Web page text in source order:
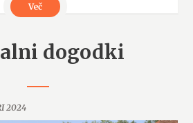
Več
dogodki
2024